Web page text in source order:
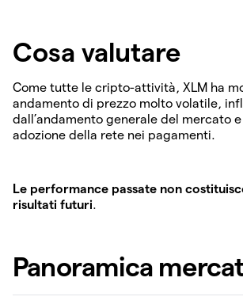
Cosa valutare
Come tutte le cripto-attività, XLM ha
andamento di prezzo molto volatile,
dall’andamento generale del mercato
adozione della rete nei pagamenti.
Le performance passate non
risultati futuri.
Panoramica